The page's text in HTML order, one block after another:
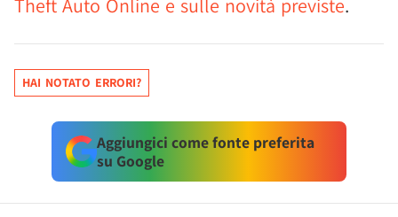
Theft Auto Online e sulle novità previste.
HAI NOTATO ERRORI?
Aggiungici come fonte preferita
su Google